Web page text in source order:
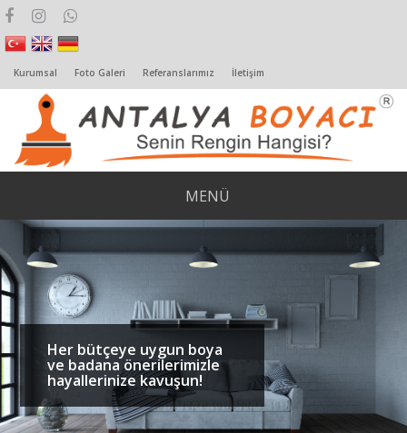
Kurumsal Foto Galeri Referanslarımız İletişim
MENÜ
Her bütçeye uygun boya
ve badana önerilerimizle
hayallerinize kavuşun!